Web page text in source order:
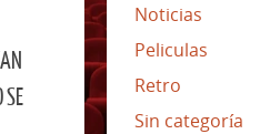
SE
Noticias
Peliculas
Retro
Sin categoría